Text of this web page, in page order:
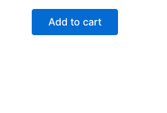
Add to cart